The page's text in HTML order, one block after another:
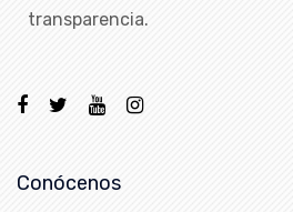
transparencia.
Conócenos